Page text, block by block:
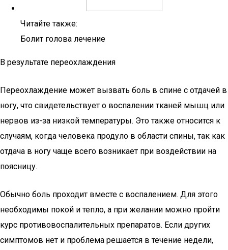
Читайте также:
Болит голова лечение
В результате переохлаждения
Переохлаждение может вызвать боль в спине с отдачей в
ногу, что свидетельствует о воспалении тканей мышц или
нервов из-за низкой температуры. Это также относится к
случаям, когда человека продуло в области спины, так как
отдача в ногу чаще всего возникает при воздействии на
поясницу.
Обычно боль проходит вместе с воспалением. Для этого
необходимы покой и тепло, а при желании можно пройти
курс противовоспалительных препаратов. Если других
симптомов нет и проблема решается в течение недели,